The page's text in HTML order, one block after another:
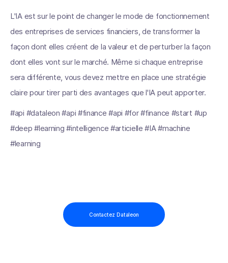
L'IA est sur le point de changer le mode de fonctionnement
des entreprises de services financiers, de transformer la
façon dont elles créent de la valeur et de perturber la façon
dont elles vont sur le marché. Même si chaque entreprise
sera différente, vous devez mettre en place une stratégie
claire pour tirer parti des avantages que l'IA peut apporter.
#api #dataleon #api #finance #api #for #finance #start #up
#deep #learning #intelligence #articielle #IA #machine
#learning
Contactez Dataleon